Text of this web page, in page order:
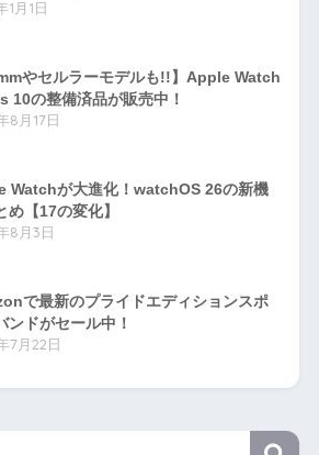
1月1日
やセルラーモデルも!!】Apple Watch
10の整備済品が販売中！
8月17日
Watchが大進化！watchOS 26の新機
め【17の変化】
8月3日
で最新のプライドエディションスポ
ンドがセール中！
7月22日